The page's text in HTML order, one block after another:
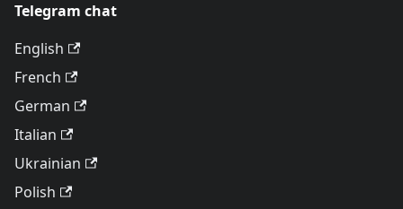
Telegram chat
English
French
German
Italian
Ukrainian
Polish